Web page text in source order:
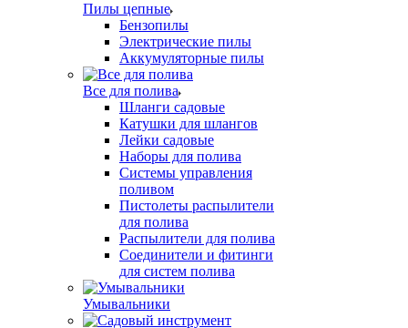
Пилы цепные
Бензопилы
Электрические пилы
Аккумуляторные пилы
Все для полива
Шланги садовые
Катушки для шлангов
Лейки садовые
Наборы для полива
Системы управления
поливом
Пистолеты распылители
для полива
Распылители для полива
Соединители и фитинги
для систем полива
Умывальники